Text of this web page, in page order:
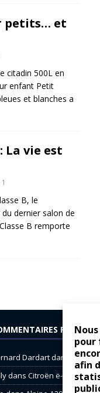
pour
afin
petits… et
citadin 500L en
enfant Petit
et blanches a
La vie est
1
B, le
dernier salon de
B remporte
RÉCENTS
Dardartdans
Dacia
dans Citroën ë-C3 : la